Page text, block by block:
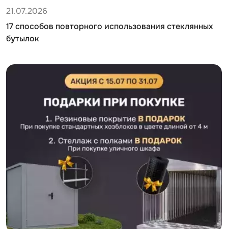
21.07.2026
17 способов повторного использования стеклянных
бутылок